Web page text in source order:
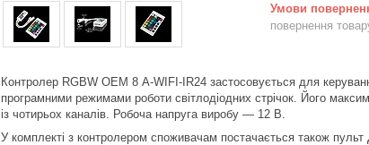
повернення
Контролер RGBW OEM 8 А-WIFI-IR24 застосовується для
програмними режимами роботи світлодіодних стрічок. Його
із чотирьох каналів. Робоча напруга виробу — 12 В.
У комплекті з контролером споживачам постачається також